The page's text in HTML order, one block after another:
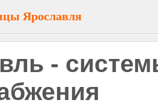
Ярославля
-